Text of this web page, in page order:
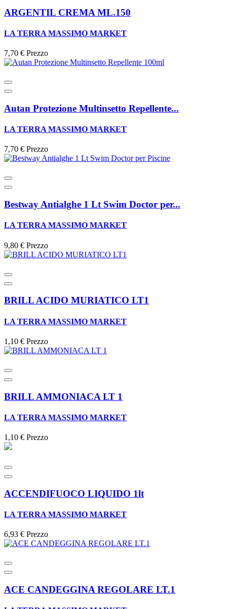
ARGENTIL CREMA ML.150
LA TERRA MASSIMO MARKET
7,70 € Prezzo
Autan Protezione Multinsetto Repellente...
LA TERRA MASSIMO MARKET
7,70 € Prezzo
Bestway Antialghe 1 Lt Swim Doctor per...
LA TERRA MASSIMO MARKET
9,80 € Prezzo
BRILL ACIDO MURIATICO LT1
LA TERRA MASSIMO MARKET
1,10 € Prezzo
BRILL AMMONIACA LT 1
LA TERRA MASSIMO MARKET
1,10 € Prezzo
ACCENDIFUOCO LIQUIDO 1lt
LA TERRA MASSIMO MARKET
6,93 € Prezzo
ACE CANDEGGINA REGOLARE LT.1